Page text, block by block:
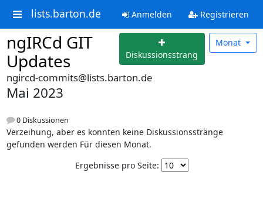
lists.barton.de Anmelden Registrieren
ngIRCd GIT
Updates
Diskussionsstrang
Monat
ngircd-commits@lists.barton.de
Mai 2023
0 Diskussionen
Verzeihung, aber es konnten keine Diskussionsstränge
gefunden werden Für diesen Monat.
Ergebnisse pro Seite: